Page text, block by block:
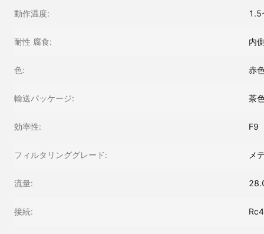
動作温度:
耐性 腐食: 内
色: 赤
輸送パッケージ: 茶
効率性: F9
フィルタリンググレード: メ
流量:
接続: